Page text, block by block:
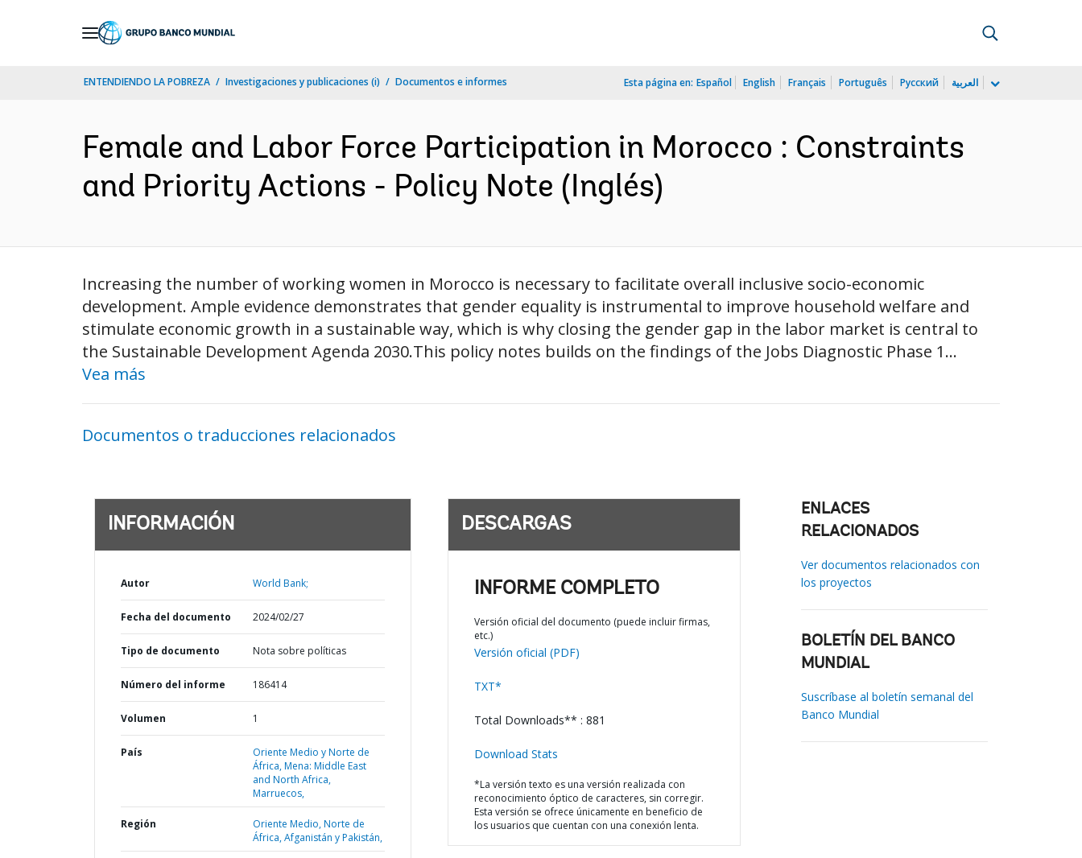
ENTENDIENDO LA POBREZA Investigaciones y publicaciones (i) Documentos e informes Esta página en: Español English Français Português Русский العربية
Female and Labor Force Participation in Morocco : Constraints
and Priority Actions - Policy Note (Inglés)
Increasing the number of working women in Morocco is necessary to facilitate overall inclusive socio-economic
development. Ample evidence demonstrates that gender equality is instrumental to improve household welfare and
stimulate economic growth in a sustainable way, which is why closing the gender gap in the labor market is central to
the Sustainable Development Agenda 2030.This policy notes builds on the findings of the Jobs Diagnostic Phase 1...
Vea más
Documentos o traducciones relacionados
INFORMACIÓN
Autor World Bank;
Fecha del documento 2024/02/27
Tipo de documento Nota sobre políticas
Número del informe 186414
Volumen 1
País
Oriente Medio y Norte de
África,Mena: Middle East
and North Africa,
Marruecos,
Región
Oriente Medio, Norte de
África, Afganistán y Pakistán,
DESCARGAS
INFORME COMPLETO
Versión oficial del documento (puede incluir firmas,
etc.)
Versión oficial (PDF)
TXT*
Total Downloads** : 881
Download Stats
*La versión texto es una versión realizada con
reconocimiento óptico de caracteres, sin corregir.
Esta versión se ofrece únicamente en beneficio de
los usuarios que cuentan con una conexión lenta.
ENLACES
RELACIONADOS
Ver documentos relacionados con
los proyectos
BOLETÍN DEL BANCO
MUNDIAL
Suscríbase al boletín semanal del
Banco Mundial